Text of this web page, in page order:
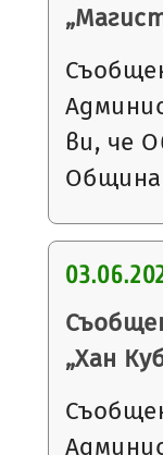
ви, че
Община
„Хан